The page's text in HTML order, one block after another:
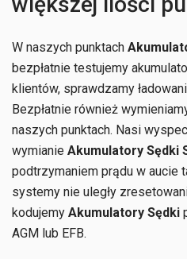
W naszych punktach
bezpłatnie testujemy
klientów, sprawdzamy
Bezpłatnie również
naszych punktach. Nasi
wymianie Akumulatory Sędki
podtrzymaniem prądu w aucie
systemy nie uległy
kodujemy Akumulatory Sędki
AGM lub EFB.